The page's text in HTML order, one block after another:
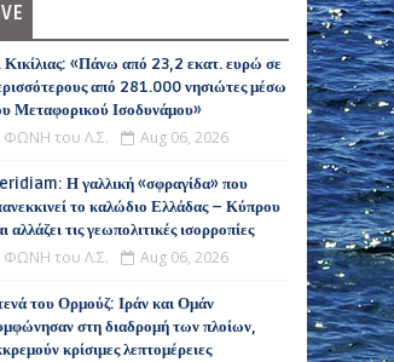
Κικίλιας: «Πάνω από 23,2 εκατ. ευρώ σε
από 281.000 νησιώτες μέσω
Μεταφορικού Ισοδυνάμου»
ΦΩΝΗ του Λ.Σ. Aug 06, 2026
Η γαλλική «σφραγίδα» που
το καλώδιο Ελλάδας – Κύπρου
αλλάζει τις γεωπολιτικές ισορροπίες
ΦΩΝΗ του Λ.Σ. Aug 06, 2026
του Ορμούζ: Ιράν και Ομάν
στη διαδρομή των πλοίων,
κρίσιμες λεπτομέρειες